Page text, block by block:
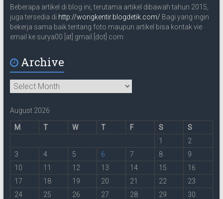
Beberapa artikel di blog ini, terutama artikel dibawah tahun 2015,
juga tersedia di http://wongkentir.blogdetik.com/ Bagi yang ingin
bekerja sama baik tentang foto maupun artikel bisa kontak vie
email ke surya00 [at] gmail [dot] com
Archive
Archive
August 2026
M T W T F S
S
1
2
3
4 5 6 7 8
9
10
11 12 13 14 15
16
17
18 19 20 21 22
23
24
25 26 27 28 29 30